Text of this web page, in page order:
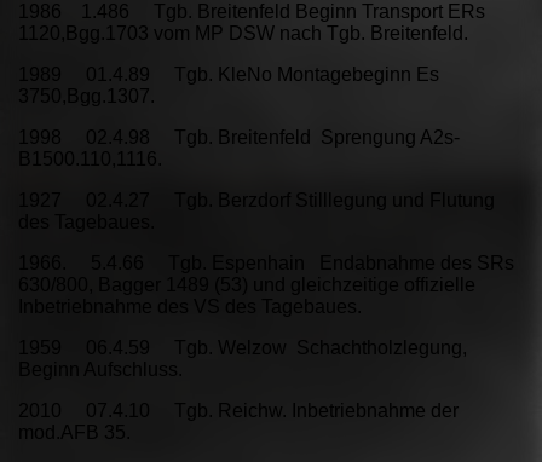
1986 1.486 Tgb. Breitenfeld Beginn Transport ERs
1120,Bgg.1703 vom MP DSW nach Tgb. Breitenfeld.
1989 01.4.89 Tgb. KleNo Montagebeginn Es
3750,Bgg.1307.
1998 02.4.98 Tgb. Breitenfeld Sprengung A2s-
B1500.110,1116.
1966. 5.4.66 Tgb. Espenhain Endabnahme des SRs
630/800, Bagger 1489 (53) und gleichzeitige offizielle
1959 06.4.59 Tgb. Welzow Schachtholzlegung,
2010 07.4.10 Tgb. Reichw. Inbetriebnahme der
mod.AFB 35.